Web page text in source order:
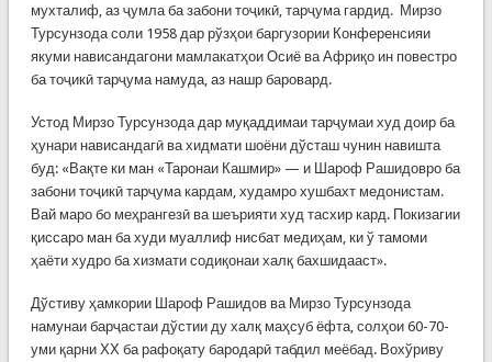
мухталиф, аз ҷумла ба забони тоҷикӣ, тарҷума гардид. Мирзо
Турсунзода соли 1958 дар рўзҳои баргузории Конференсияи
якуми нависандагони мамлакатҳои Осиё ва Африқо ин повестро
ба тоҷикӣ тарҷума намуда, аз нашр баровард.
Устод Мирзо Турсунзода дар муқаддимаи тарҷумаи худ доир ба
ҳунари нависандагӣ ва хидмати шоёни дўсташ чунин навишта
буд: «Вақте ки ман «Таронаи Кашмир» — и Шароф Рашидовро ба
забони тоҷикӣ тарҷума кардам, худамро хушбахт медонистам.
Вай маро бо меҳрангезӣ ва шеърияти худ тасхир кард. Покизагии
қиссаро ман ба худи муаллиф нисбат медиҳам, ки ў тамоми
ҳаёти худро ба хизмати содиқонаи халқ бахшидааст».
Дўстиву ҳамкории Шароф Рашидов ва Мирзо Турсунзода
намунаи барҷастаи дўстии ду халқ маҳсуб ёфта, солҳои 60-70-
уми қарни ХХ ба рафоқату бародарӣ табдил меёбад. Вохўриву